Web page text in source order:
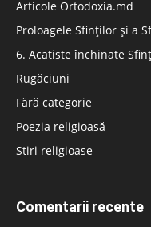
Articole Ortodoxia.md
Proloagele Sfinților și a
6. Acatiste închinate
Rugăciuni
Fără categorie
Poezia religioasă
Stiri religioase
Comentarii recente